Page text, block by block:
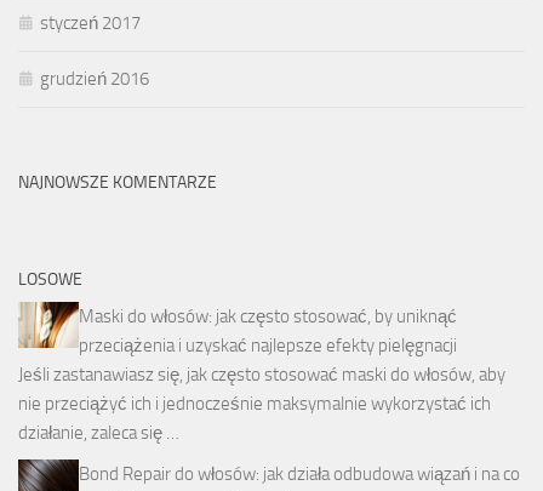
styczeń 2017
grudzień 2016
NAJNOWSZE KOMENTARZE
LOSOWE
Maski do włosów: jak często stosować, by uniknąć
przeciążenia i uzyskać najlepsze efekty pielęgnacji
Jeśli zastanawiasz się, jak często stosować maski do włosów, aby
nie przeciążyć ich i jednocześnie maksymalnie wykorzystać ich
działanie, zaleca się …
Bond Repair do włosów: jak działa odbudowa wiązań i na co